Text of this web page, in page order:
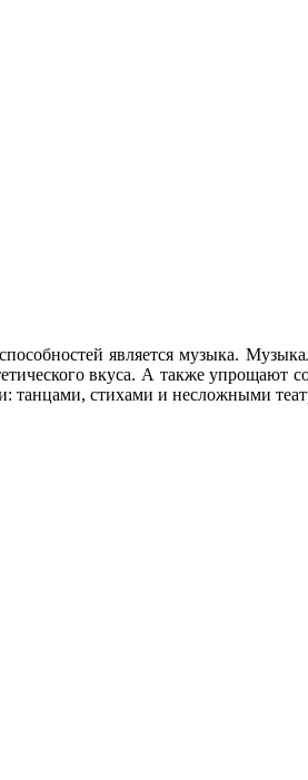
является музыка.
вкуса. А также
танцами, стихами и несложными